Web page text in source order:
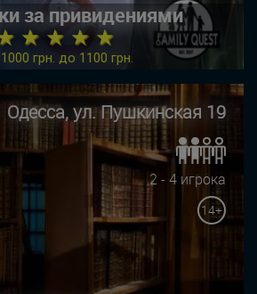
за привидениями
★ ★ ★ ★
грн. до 1100 грн.
Одесса, ул. Пушкинская 19
2 - 4 игрока
14+